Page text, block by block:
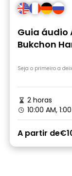
Guia áudio
Bukchon
Seja o primeiro a
2 horas
10:00 AM,
A partir de